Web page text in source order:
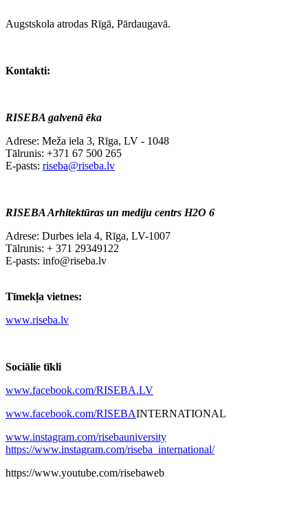
Augstskola atrodas Rīgā, Pārdaugavā.
Kontakti:
RISEBA galvenā ēka
Adrese: Meža iela 3, Rīga, LV - 1048
Tālrunis: +371 67 500 265
E-pasts: riseba@riseba.lv
RISEBA Arhitektūras un mediju centrs H2O 6
Adrese: Durbes iela 4, Rīga, LV-1007
Tālrunis: + 371 29349122
E-pasts: info@riseba.lv
Tīmekļa vietnes:
www.riseba.lv
Sociālie tīkli
www.facebook.com/RISEBA.LV
www.facebook.com/RISEBAINTERNATIONAL
www.instagram.com/risebauniversity
https://www.instagram.com/riseba_international/
https://www.youtube.com/risebaweb